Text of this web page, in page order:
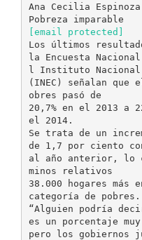
Ana Cecilia Espinoza
[email protected]
Los últimos
la Encuesta
l Instituto Nacional
(INEC) señalan que
obres pasó de
20,7% en el 2013 a
el 2014.
Se trata de un
de 1,7 por ciento
al año anterior, lo
minos relativos
38.000 hogares más
categoría de pobres.
“Alguien podría
es un porcentaje
pero los gobiernos